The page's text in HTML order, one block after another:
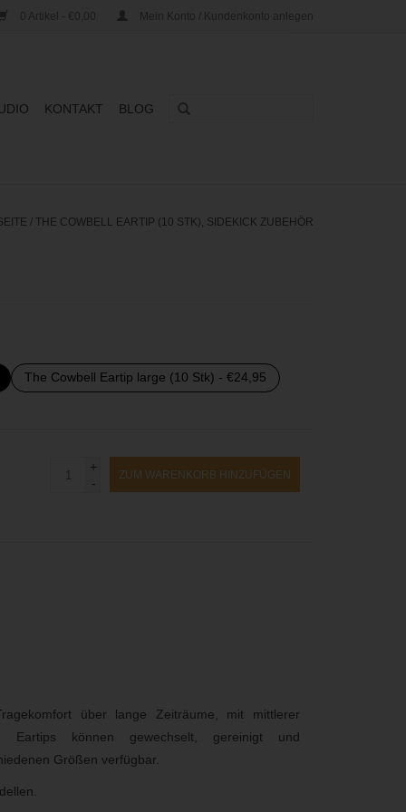
0 Artikel - €0,00 Mein Konto / Kundenkonto anlegen
KONTAKT BLOG
/THE COWBELL EARTIP (10 STK), SIDEKICK ZUBEHÖR
The Cowbell Eartip large (10 Stk) - €24,95
+
-
ZUM WARENKORB HINZUFÜGEN
über lange Zeiträume, mit mittlerer
Eartips können gewechselt, gereinigt und
Größen verfügbar.